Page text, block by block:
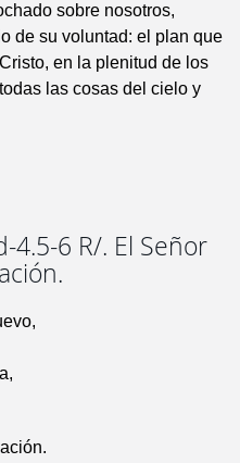
sobre nosotros,
de su voluntad: el plan que
en la plenitud de los
las cosas del cielo y
4.5-6 R/. El Señor